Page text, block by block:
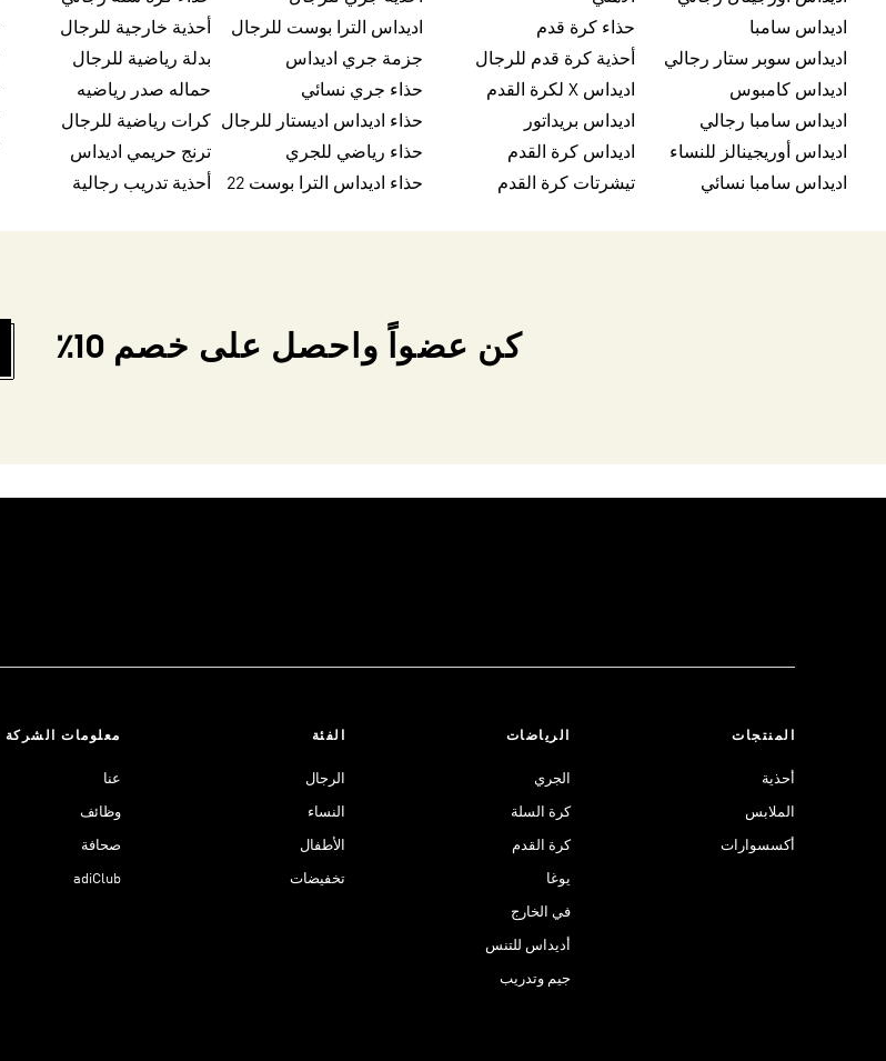
اديداس سامبا
حذاء كرة قدم اديداس الترا بوست للرجال أحذية خارجية للرجال
اديداس سوبر ستار رجالي
أحذية كرة قدم للرجال جزمة جري اديداس بدلة رياضية للرجال
اديداس كامبوس
اديداس X لكرة القدم حذاء جري نسائي حماله صدر رياضيه
اديداس سامبا رجالي
اديداس بريداتور حذاء اديداس اديستار للرجال كرات رياضية للرجال
اديداس أوريجينالز للنساء
اديداس كرة القدم حذاء رياضي للجري ترنج حريمي اديداس
اديداس سامبا نسائي
تيشرتات كرة القدم حذاء اديداس الترا بوست 22 أحذية تدريب رجالية
كن عضواً واحصل على خصم 10٪
المنتجات
أحذية
الملابس
أكسسوارات
الرياضات
الجري
كرة السلة
كرة القدم
يوغا
في الخارج
أديداس للتنس
جيم وتدريب
الفئة
الرجال
النساء
الأطفال
تخفيضات
معلومات الشركة
عنا
وظائف
صحافة
adiClub